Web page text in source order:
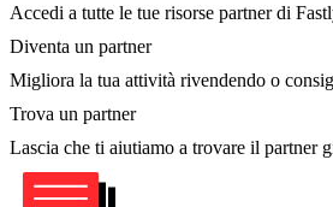
Accedi a tutte le tue risorse partner di
Diventa un partner
Migliora la tua attività rivendendo o
Trova un partner
Lascia che ti aiutiamo a trovare il partner